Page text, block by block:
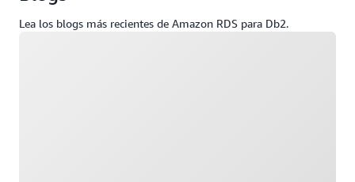
Lea los blogs más recientes de Amazon RDS para Db2.